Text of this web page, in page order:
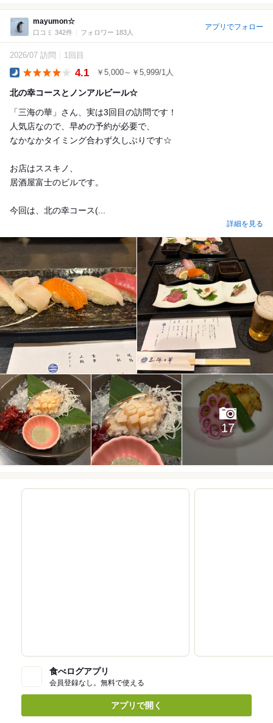
mayumon☆
口コミ 342件 フォロワー 183人
アプリでフォロー
2026/07 訪問 1回目
4.1 ￥5,000～￥5,999/1人
北の幸コースとノンアルビール☆
「三海の華」さん、実は3回目の訪問です！
人気店なので、早めの予約が必要で、
なかなかタイミング合わず久しぶりです☆
お店はススキノ、
居酒屋富士のビルです。
今回は、北の幸コース(...
詳細を見る
17
食べログアプリ
会員登録なし。無料で使える
アプリで開く